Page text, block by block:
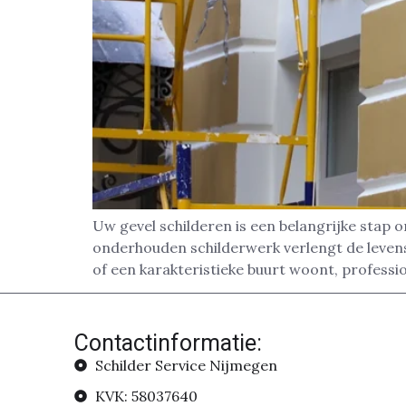
Uw gevel schilderen is een belangrijke stap
onderhouden schilderwerk verlengt de
of een karakteristieke buurt woont,
Contactinformatie:
Schilder Service Nijmegen
KVK: 58037640